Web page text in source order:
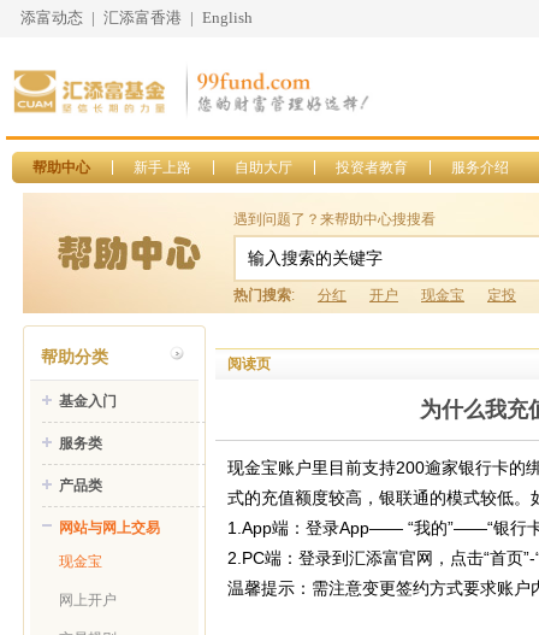
添富动态 | 汇添富香港 | English
帮助中心 新手上路 自助大厅 投资者教育 服务介绍
遇到问题了？来帮助中心搜搜看
热门搜索: 分红 开户 现金宝 定投
帮助分类
基金入门
服务类
产品类
网站与网上交易
现金宝
网上开户
阅读页
为什么我充
现金宝账户里目前支持200逾家银行卡的
式的充值额度较高，银联通的模式较低
1.App端：登录App—— “我的”——“银行
2.PC端：登录到汇添富官网，点击“首页
温馨提示：需注意变更签约方式要求账